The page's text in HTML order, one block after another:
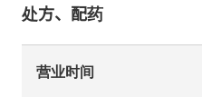
处方、配药
营业时间